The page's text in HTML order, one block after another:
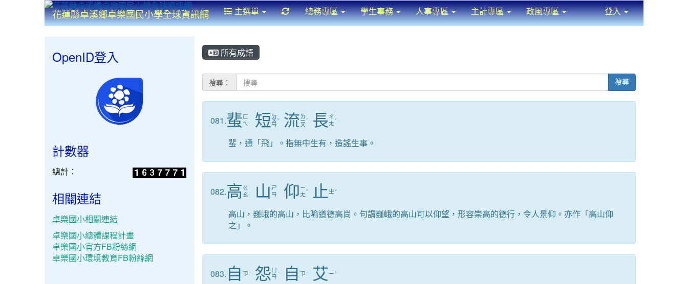
⏸
花蓮縣卓溪鄉卓樂國民小學全球資訊網 主選單 重新取得佈景設定
總務專區 學生事務 人事專區 主計專區 政風專區 登入
所有成語
搜尋： 搜尋
081.蜚 ㄈ
ㄟ
短 ㄉ
ㄨ
ㄢ
ˇ 流ㄌ
ㄧ
ㄡ
ˊ 長ㄔ
ㄤ ˊ
蜚，通「飛」。指無中生有，造謠生事。
082.高 ㄍ
ㄠ
山 ㄕ
ㄢ
仰 ㄧ
ㄤˇ 止 ㄓˇ
高山，巍峨的高山，比喻道德高尚。句謂巍峨的高山可以仰望，形容崇高的德行，令人景仰。亦作「高山仰
之」。
083. 自 ㄗˋ 怨ㄢˋ 自 ㄗˋ 艾 ㄧˋ
OpenID登入
計數器
總計：
相關連結
卓樂國小相關連結
卓樂國小總體課程計畫
卓樂國小官方FB粉絲網
卓樂國小環境教育FB粉絲網